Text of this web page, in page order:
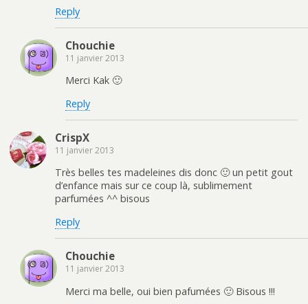
Reply
Chouchie
11 janvier 2013
Merci Kak 🙂
Reply
CrispX
11 janvier 2013
Très belles tes madeleines dis donc 🙂 un petit gout
d’enfance mais sur ce coup là, sublimement
parfumées ^^ bisous
Reply
Chouchie
11 janvier 2013
Merci ma belle, oui bien pafumées 🙂 Bisous !!!